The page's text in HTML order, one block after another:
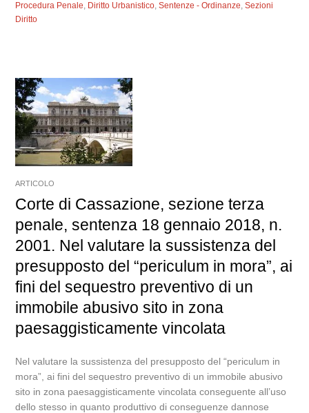
Procedura Penale, Diritto Urbanistico,Sentenze - Ordinanze,Sezioni
Diritto
ARTICOLO
Corte di Cassazione, sezione terza
penale, sentenza 18 gennaio 2018, n.
2001. Nel valutare la sussistenza del
presupposto del “periculum in mora”, ai
fini del sequestro preventivo di un
immobile abusivo sito in zona
paesaggisticamente vincolata
Nel valutare la sussistenza del presupposto del “periculum in
mora”, ai fini del sequestro preventivo di un immobile abusivo
sito in zona paesaggisticamente vincolata conseguente all’uso
dello stesso in quanto produttivo di conseguenze dannose